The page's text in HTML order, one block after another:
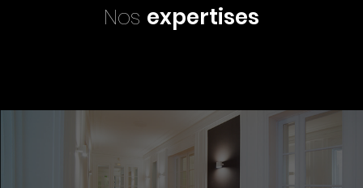
Nos expertises